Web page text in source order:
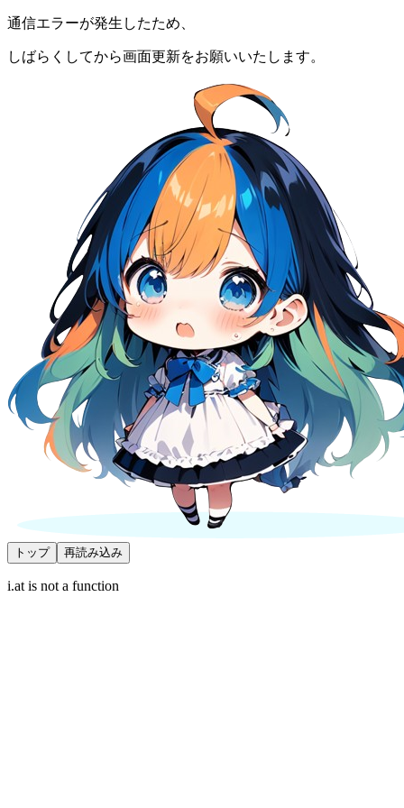
通信エラーが発生したため、
しばらくしてから画面更新をお願いいたします。
トップ 再読み込み
i.at is not a function